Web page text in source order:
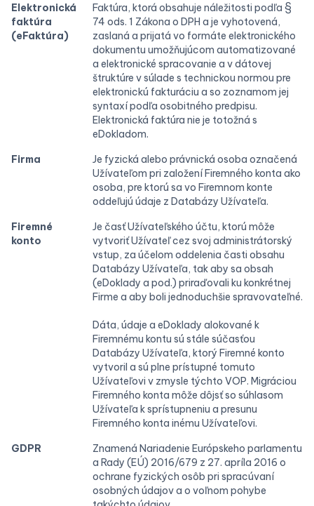
Elektronická
faktúra
(eFaktúra)
Faktúra, ktorá obsahuje náležitosti podľa §
74 ods. 1 Zákona o DPH a je vyhotovená,
zaslaná a prijatá vo formáte elektronického
dokumentu umožňujúcom automatizované
a elektronické spracovanie a v dátovej
štruktúre v súlade s technickou normou pre
elektronickú fakturáciu a so zoznamom jej
syntaxí podľa osobitného predpisu.
Elektronická faktúra nie je totožná s
eDokladom.
Firma
Je fyzická alebo právnická osoba označená
Užívateľom pri založení Firemného konta ako
osoba, pre ktorú sa vo Firemnom konte
oddeľujú údaje z Databázy Užívateľa.
Firemné
konto
Je časť Užívateľského účtu, ktorú môže
vytvoriť Užívateľ cez svoj administrátorský
vstup, za účelom oddelenia časti obsahu
Databázy Užívateľa, tak aby sa obsah
(eDoklady a pod.) priraďovali ku konkrétnej
Firme a aby boli jednoduchšie spravovateľné.
Dáta, údaje a eDoklady alokované k
Firemnému kontu sú stále súčasťou
Databázy Užívateľa, ktorý Firemné konto
vytvoril a sú plne prístupné tomuto
Užívateľovi v zmysle týchto VOP. Migráciou
Firemného konta môže dôjsť so súhlasom
Užívateľa k sprístupneniu a presunu
Firemného konta inému Užívateľovi.
GDPR
Znamená Nariadenie Európskeho parlamentu
a Rady (EÚ) 2016/679 z 27. apríla 2016 o
ochrane fyzických osôb pri spracúvaní
osobných údajov a o voľnom pohybe